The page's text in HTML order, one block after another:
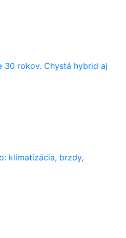
30 rokov. Chystá hybrid aj
klimatizácia, brzdy,